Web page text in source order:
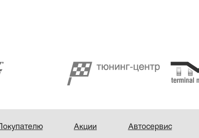
Покупателю Акции Автосервис